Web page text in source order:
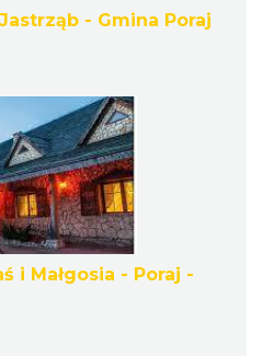
- Gmina Poraj
i Małgosia - Poraj -